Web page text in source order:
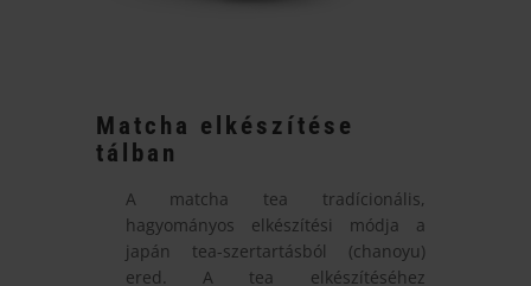
Matcha elkészítése
tálban
A matcha tea tradícionális,
hagyományos elkészítési módja a
japán tea-szertartásból (chanoyu)
ered. A tea elkészítéséhez